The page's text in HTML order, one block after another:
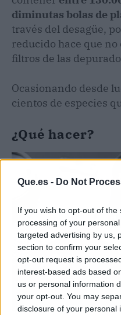
Que.es - Do Not
If you wish to opt-out of
processing of your
targeted advertising by us,
section to confirm your
opt-out request is
interest-based ads based
us or personal information
your opt-out. You may
disclosure of your personal
diminutas bolas de
través del desagüe,
reducido hace que
filtros de las
Ocasionando desde
cientos de especies
¿Qué hacer?